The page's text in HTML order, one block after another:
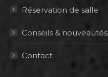
Réservation de salle
Conseils & nouveautés
Contact